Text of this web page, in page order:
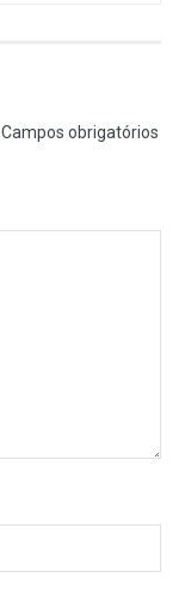
Campos obrigatórios